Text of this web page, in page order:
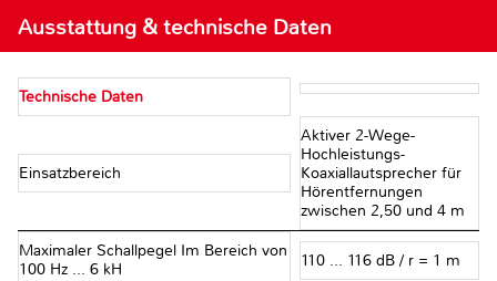
Ausstattung & technische Daten
Technische Daten
Einsatzbereich
Aktiver 2-Wege-
Hochleistungs-
Koaxiallautsprecher für
Hörentfernungen
zwischen 2,50 und 4 m
Maximaler Schallpegel Im Bereich von
100 Hz ... 6 kH
110 ... 116 dB / r = 1 m